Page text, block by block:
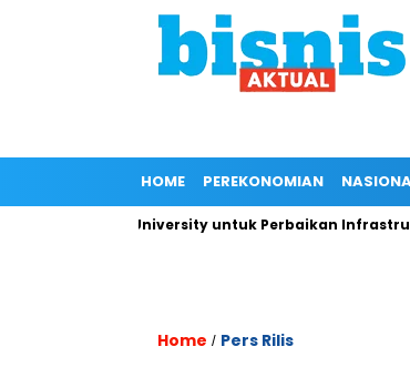
HOME PEREKONOMIAN
IPB University untuk Perbaikan Infrastruktur
Home / Pers Rilis